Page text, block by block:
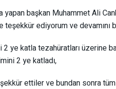
yapan başkan Muhammet Ali
ediyorum ve devamını
2 ye katla tezahüratları üzerine
2 ye katladı,
ettiler ve bundan sonra